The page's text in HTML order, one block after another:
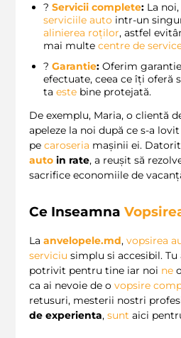
? Servicii complete: La
serviciile auto intr-un
alinierea roților, astfel
mai multe centre de
?️ Garantie: Oferim
efectuate, ceea ce îți oferă
ta este bine protejată.
De exemplu, Maria, o clientă
apeleze la noi după ce s-a
pe caroseria mașinii ei.
auto in rate, a reușit să
sacrifice economiile de
Ce Inseamna
La anvelopele.md, vopsirea
serviciu simplu si accesibil.
potrivit pentru tine iar noi ne
ca ai nevoie de o vopsire
retusuri, mesterii nostri
de experienta, sunt aici